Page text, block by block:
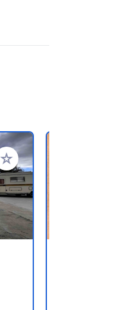
to your favorites